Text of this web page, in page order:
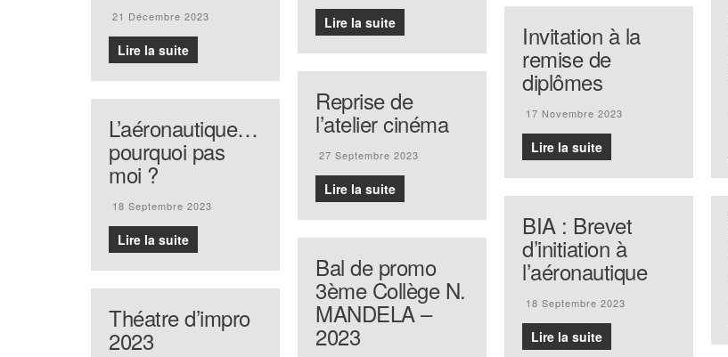
Lire la suite
21 Décembre 2023
Lire la suite Invitation à la
remise de
diplômes
17 Novembre 2023
Lire la suite
Reprise de
l’atelier cinéma
27 Septembre 2023
Lire la suite
L’aéronautique…
pourquoi pas
moi ?
18 Septembre 2023
Lire la suite BIA : Brevet
d’initiation à
l’aéronautique
18 Septembre 2023
Lire la suite
Bal de promo
3ème Collège N.
MANDELA –
2023
Théatre d’impro
2023